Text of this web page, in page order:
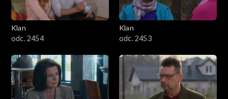
Klan
odc. 2454
Klan
odc. 2453